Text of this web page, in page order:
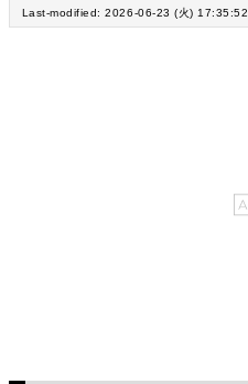
Last-modified: 2026-06-23 (火) 17:35:52